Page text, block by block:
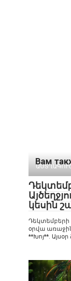
Вам
կեսին
Դեկտեմբերի
օրվա առաջին
**Խոյ**. Այսօր